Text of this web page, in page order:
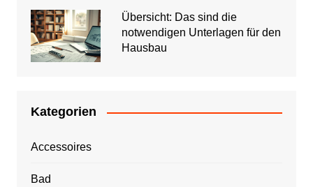
Übersicht: Das sind die
notwendigen Unterlagen für den
Hausbau
Kategorien
Accessoires
Bad